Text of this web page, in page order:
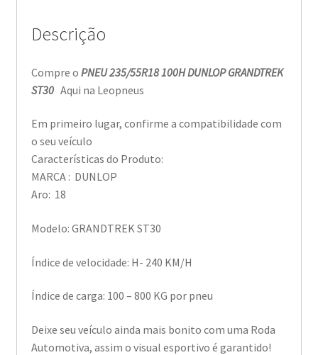
Descrição
Compre o PNEU 235/55R18 100H DUNLOP GRANDTREK
ST30 Aqui na Leopneus
Em primeiro lugar, confirme a compatibilidade com
o seu veículo
Características do Produto:
MARCA : DUNLOP
Aro: 18
Modelo: GRANDTREK ST30
Índice de velocidade: H- 240 KM/H
Índice de carga: 100 – 800 KG por pneu
Deixe seu veículo ainda mais bonito com uma Roda
Automotiva, assim o visual esportivo é garantido!